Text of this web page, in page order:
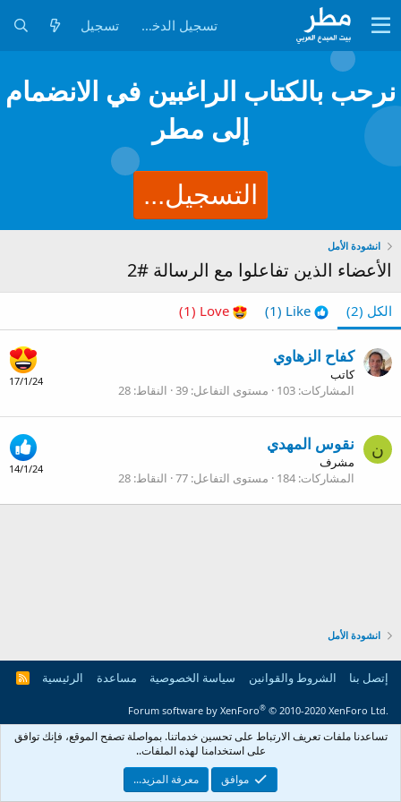
تسجيل الدخول تسجيل
نرحب بالكتاب الراغبين في الانضمام
إلى مطر
التسجيل...
انشودة الأمل
الأعضاء الذين تفاعلوا مع الرسالة #2
الكل (2)
Like
(1)
Love
(1)
17/1/24
كفاح الزهاوي
كاتب
المشاركات 103 مستوى التفاعل 39 النقاط 28
ن
14/1/24
نقوس المهدي
مشرف
المشاركات 184 مستوى التفاعل 77 النقاط 28
انشودة الأمل
إتصل بنا الشروط والقوانين سياسة الخصوصية مساعدة الرئيسية
R
Forum software by XenForo® © 2010-2020 XenForo Ltd.
تساعدنا ملفات تعريف الارتباط على تحسين خدماتنا. بمواصلة تصفح الموقع، فإنك توافق
على ‏استخدامنا لهذه الملفات..
موافق
معرفة المزيد...